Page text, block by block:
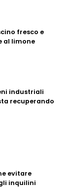
fresco e
al limone
industriali
recuperando
evitare
inquilini